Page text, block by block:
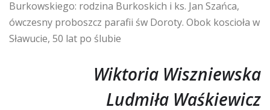
Burkowskiego: rodzina Burkoskich i ks. Jan Szańca,
ówczesny proboszcz parafii św Doroty. Obok koscioła w
Sławucie, 50 lat po ślubie
Wiktoria Wiszniewska
Ludmiła Waśkiewicz